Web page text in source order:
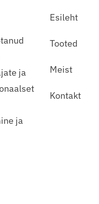
ja
ja
Esileht
Tooted
Meist
Kontakt